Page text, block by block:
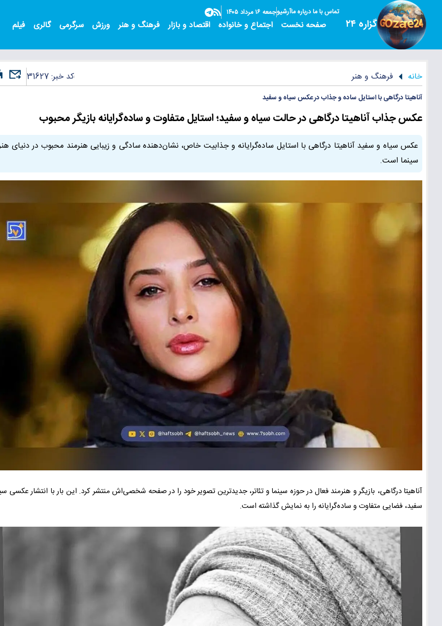
گزاره ۲۴
تماس با مادرباره ماآرشیوجمعه ۱۶ مرداد ۱۴۰۵
صفحه نخست اجتماع و خانواده اقتصاد و بازار فرهنگ و هنر ورزش سرگرمی گالری فیلم
خانه فرهنگ و هنر کد خبر:31627
آناهیتا درگاهی با استایل ساده و جذاب در عکس سیاه و سفید
عکس جذاب آناهیتا درگاهی در حالت سیاه و سفید؛ استایل متفاوت و ساده‌گرایانه بازیگر محبوب
عکس سیاه و سفید آناهیتا درگاهی با استایل ساده‌گرایانه و جذابیت خاص، نشان‌دهنده سادگی و زیبایی هنرمند محبوب در دنیای
سینما است.
آناهیتا درگاهی، بازیگر و هنرمند فعال در حوزه سینما و تئاتر، جدیدترین تصویر خود را در صفحه شخصی‌اش منتشر کرد. این بار با انتشار عکسی
سفید، فضایی متفاوت و ساده‌گرایانه را به نمایش گذاشته است.